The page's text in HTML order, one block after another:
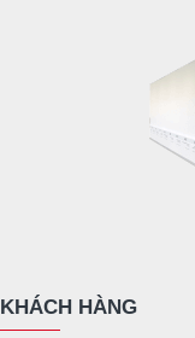
KHÁCH HÀNG